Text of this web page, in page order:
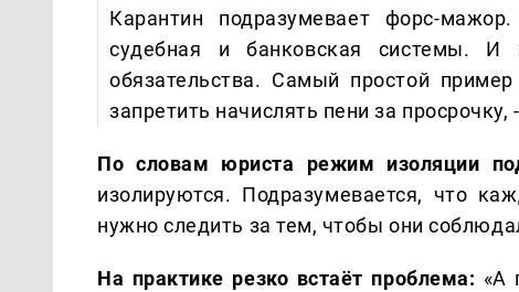
Карантин подразумевает форс-
судебная и банковская системы. И
обязательства. Самый простой
запретить начислять пени за
По словам юриста режим изоляции
изолируются. Подразумевается, что
нужно следить за тем, чтобы они
На практике резко встаёт проблема: «А